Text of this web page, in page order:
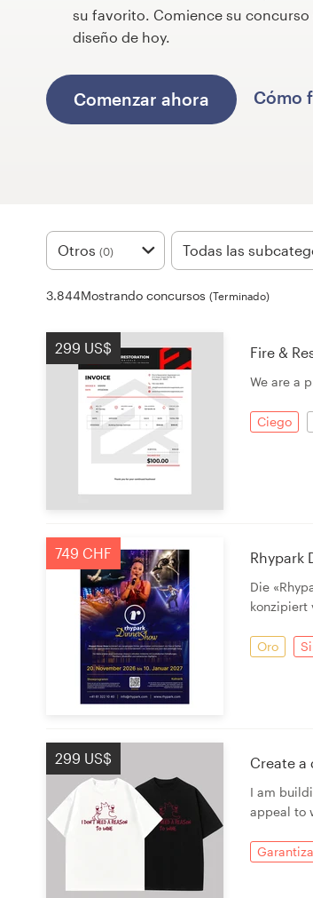
su favorito. Comience su concurso
diseño de hoy.
Comenzar ahora Cómo
Otros (0) Todas las
3.844Mostrando concursos (Terminado)
299 US$ Fire &
We are a
Ciego
749 CHF Rhypark
Die
konzipiert
Oro
299 US$ Create a
I am
appeal to
Concursos de diseño
Proyectos 1-1
Encontrar un diseñador
99designs Pro
Obtenga
Diseño de logotipo
Tarjeta de presentación
Diseño de páginas web
Guía de la marca
Explorar todas las categorías
Centro de ayuda